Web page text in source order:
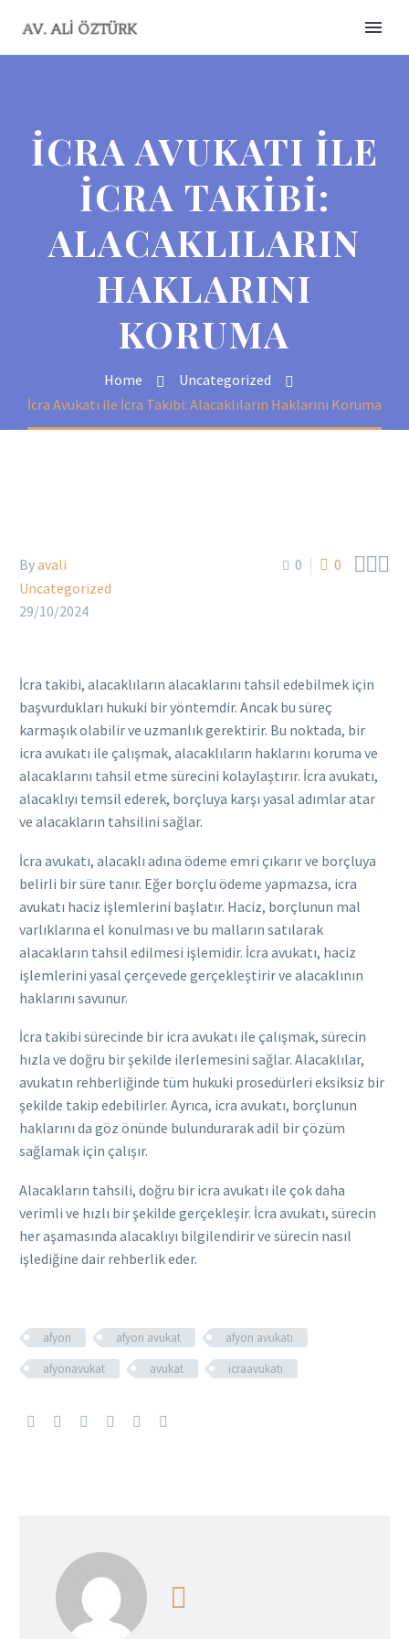
İCRA AVUKATI ILE
İCRA TAKIBI:
ALACAKLILARIN
HAKLARINI
KORUMA
Home
Uncategorized
İcra Avukatı ile İcra Takibi: Alacaklıların Haklarını Koruma
0 0 
Byavali
Uncategorized
29/10/2024
İcra takibi, alacaklıların alacaklarını tahsil edebilmek için
başvurdukları hukuki bir yöntemdir. Ancak bu süreç
karmaşık olabilir ve uzmanlık gerektirir. Bu noktada, bir
icra avukatı ile çalışmak, alacaklıların haklarını koruma ve
alacaklarını tahsil etme sürecini kolaylaştırır. İcra avukatı,
alacaklıyı temsil ederek, borçluya karşı yasal adımlar atar
ve alacakların tahsilini sağlar.
İcra avukatı, alacaklı adına ödeme emri çıkarır ve borçluya
belirli bir süre tanır. Eğer borçlu ödeme yapmazsa, icra
avukatı haciz işlemlerini başlatır. Haciz, borçlunun mal
varlıklarına el konulması ve bu malların satılarak
alacakların tahsil edilmesi işlemidir. İcra avukatı, haciz
işlemlerini yasal çerçevede gerçekleştirir ve alacaklının
haklarını savunur.
İcra takibi sürecinde bir icra avukatı ile çalışmak, sürecin
hızla ve doğru bir şekilde ilerlemesini sağlar. Alacaklılar,
avukatın rehberliğinde tüm hukuki prosedürleri eksiksiz bir
şekilde takip edebilirler. Ayrıca, icra avukatı, borçlunun
haklarını da göz önünde bulundurarak adil bir çözüm
sağlamak için çalışır.
Alacakların tahsili, doğru bir icra avukatı ile çok daha
verimli ve hızlı bir şekilde gerçekleşir. İcra avukatı, sürecin
her aşamasında alacaklıyı bilgilendirir ve sürecin nasıl
işlediğine dair rehberlik eder.
afyon afyon avukat
afyon avukatı
afyonavukat
avukat icraavukatı